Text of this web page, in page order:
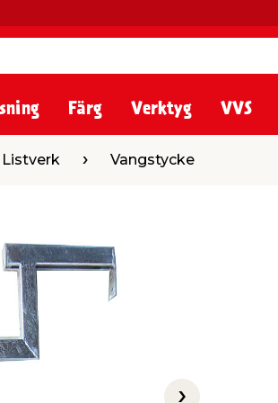
Färg Verktyg VVS
Vangstycke
Listverk Vangstycke